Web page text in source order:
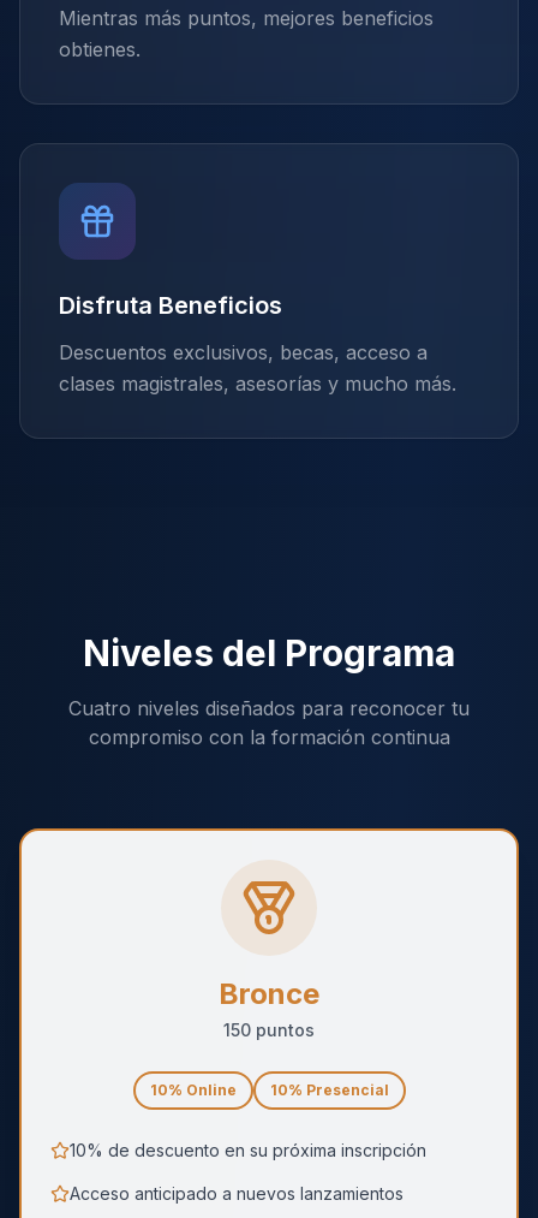
Mientras más puntos, mejores beneficios
obtienes.
Disfruta Beneficios
Descuentos exclusivos, becas, acceso a
clases magistrales, asesorías y mucho más.
Niveles del Programa
Cuatro niveles diseñados para reconocer tu
compromiso con la formación continua
Bronce
150 puntos
10% Online 10% Presencial
10% de descuento en su próxima inscripción
Acceso anticipado a nuevos lanzamientos